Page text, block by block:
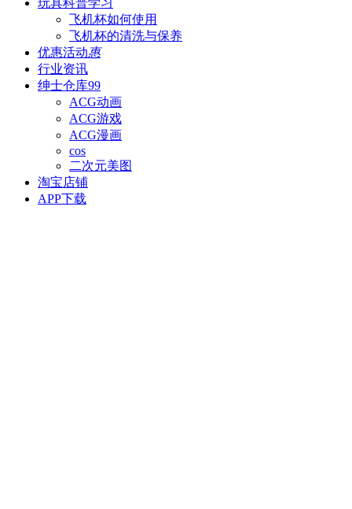
玩具科普学习
飞机杯如何使用
飞机杯的清洗与保养
优惠活动惠
行业资讯
绅士仓库99
ACG动画
ACG游戏
ACG漫画
cos
二次元美图
淘宝店铺
APP下载